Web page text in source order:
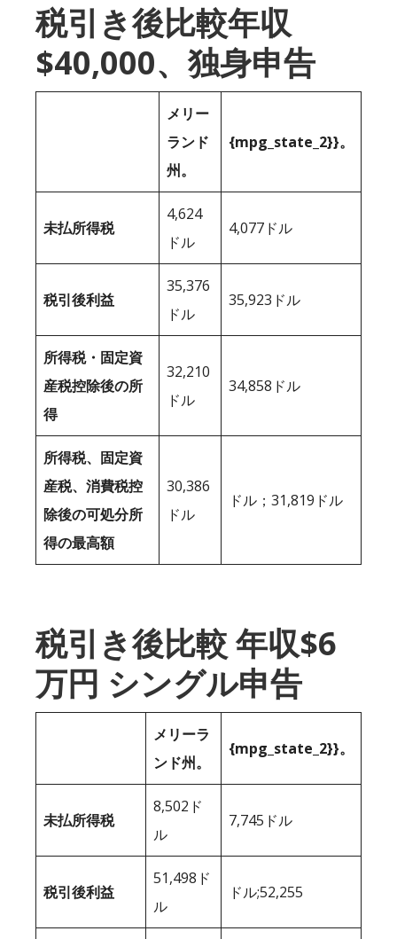
税引き後比較年収
$40,000、独身申告
メリー
ランド
州。
{mpg_state_2}}。
未払所得税
4,624
ドル
4,077ドル
税引後利益
35,376
ドル
35,923ドル
所得税・固定資
産税控除後の所
得
32,210
ドル
34,858ドル
所得税、固定資
産税、消費税控
除後の可処分所
得の最高額
30,386
ドル
ドル；31,819ドル
税引き後比較 年収$6
万円 シングル申告
メリーラ
ンド州。
{mpg_state_2}}。
未払所得税
8,502ド
ル
7,745ドル
税引後利益
51,498ド
ル
ドル;52,255